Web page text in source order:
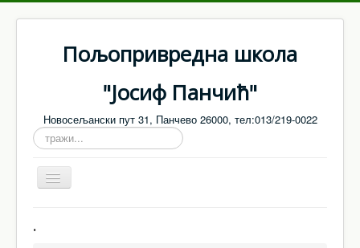
Пољопривредна школа
"Јосиф Панчић"
Новосељански пут 31, Панчево 26000, тел:013/219-0022
тражи...
Toggle
Navigation
.